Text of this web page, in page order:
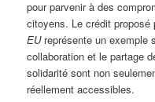
pour parvenir à des
citoyens. Le crédit
EUreprésente un exemple
collaboration et le partage
solidarité sont non
réellement accessibles.